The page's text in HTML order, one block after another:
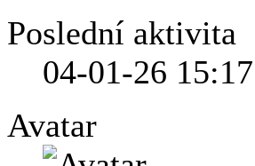
Poslední aktivita
04-01-26 15:17
Avatar